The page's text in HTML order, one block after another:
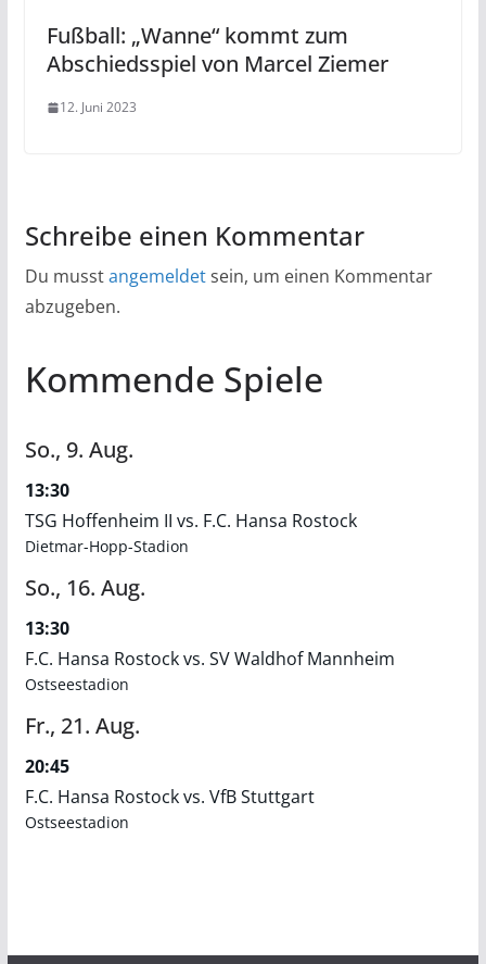
Fußball: „Wanne“ kommt zum
Abschiedsspiel von Marcel Ziemer
12. Juni 2023
Schreibe einen Kommentar
Du musstangemeldetsein, um einen Kommentar
abzugeben.
Kommende Spiele
So., 9. Aug.
13:30
TSG Hoffenheim II vs. F.C. Hansa Rostock
Dietmar-Hopp-Stadion
So., 16. Aug.
13:30
F.C. Hansa Rostock vs. SV Waldhof Mannheim
Ostseestadion
Fr., 21. Aug.
20:45
F.C. Hansa Rostock vs. VfB Stuttgart
Ostseestadion